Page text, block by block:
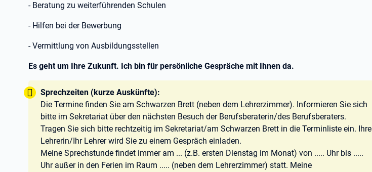
- Beratung zu weiterführenden Schulen
- Hilfen bei der Bewerbung
- Vermittlung von Ausbildungsstellen
Es geht um Ihre Zukunft. Ich bin für persönliche Gespräche mit Ihnen da.
Tipp:
Sprechzeiten (kurze Auskünfte):
Die Termine finden Sie am Schwarzen Brett (neben dem Lehrerzimmer). Informieren Sie sich
bitte im Sekretariat über den nächsten Besuch der Berufsberaterin/des Berufsberaters.
Tragen Sie sich bitte rechtzeitig im Sekretariat/am Schwarzen Brett in die Terminliste ein. Ihre
Lehrerin/Ihr Lehrer wird Sie zu einem Gespräch einladen.
Meine Sprechstunde findet immer am ... (z.B. ersten Dienstag im Monat) von ..... Uhr bis .....
Uhr außer in den Ferien im Raum ..... (neben dem Lehrerzimmer) statt. Meine